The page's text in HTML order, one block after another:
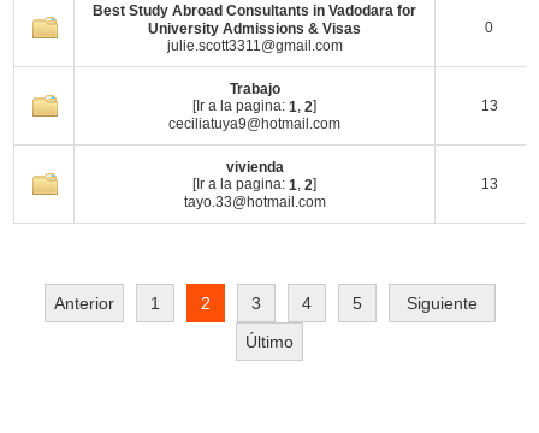
Best Study Abroad Consultants in Vadodara for
University Admissions & Visas
julie.scott3311@gmail.com
0
Trabajo
[Ir a la pagina:1,2]
ceciliatuya9@hotmail.com
13
vivienda
[Ir a la pagina:1,2]
tayo.33@hotmail.com
13
Anterior 1 2 3 4 5
Siguiente
Último